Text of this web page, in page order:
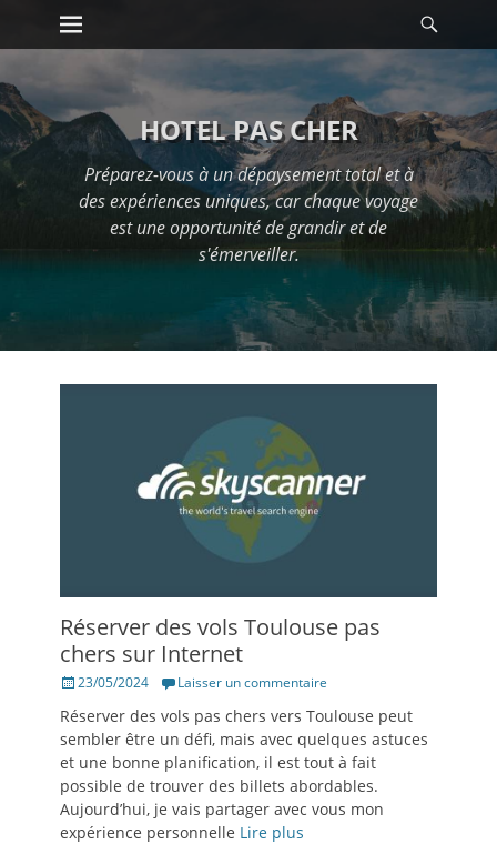
Passer
au
Premier menu
HOTEL PAS CHER
Préparez-vous à un dépaysement total et à
des expériences uniques, car chaque voyage
est une opportunité de grandir et de
s'émerveiller.
Réserver des vols Toulouse pas
chers sur Internet
Posté23/05/2024 Laisser un commentaire
Réserver des vols pas chers vers Toulouse peut
sembler être un défi, mais avec quelques astuces
et une bonne planification, il est tout à fait
possible de trouver des billets abordables.
Aujourd’hui, je vais partager avec vous mon
expérience personnelle Lire plus